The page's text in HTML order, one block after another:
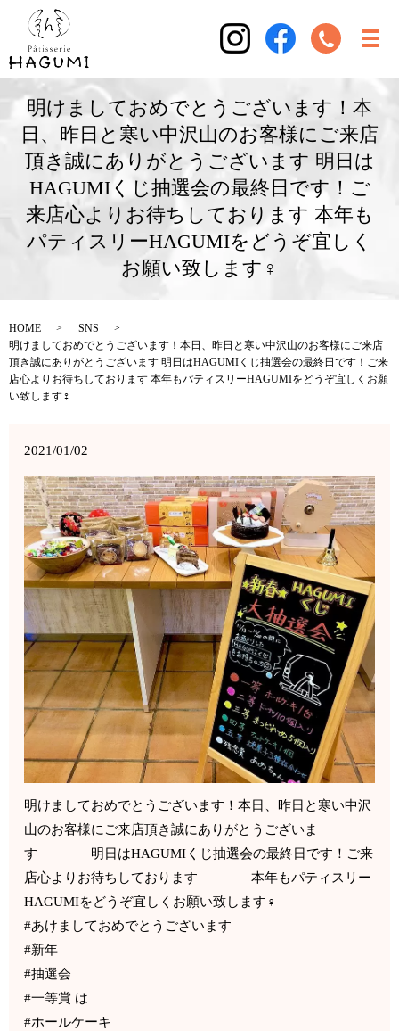
明けましておめでとうございます！本
日、昨日と寒い中沢山のお客様にご来店
頂き誠にありがとうございます 明日は
HAGUMIくじ抽選会の最終日です！ご
来店心よりお待ちしております 本年も
パティスリーHAGUMIをどうぞ宜しく
お願い致します‍♀️
HOME
SNS
明けましておめでとうございます！本日、昨日と寒い中沢山のお客様にご来店
頂き誠にありがとうございます 明日はHAGUMIくじ抽選会の最終日です！ご来
店心よりお待ちしております 本年もパティスリーHAGUMIをどうぞ宜しくお願
い致します‍♀️
2021/01/02
明けましておめでとうございます！本日、昨日と寒い中沢
山のお客様にご来店頂き誠にありがとうございま
す 明日はHAGUMIくじ抽選会の最終日です！ご来
店心よりお待ちしております 本年もパティスリー
HAGUMIをどうぞ宜しくお願い致します‍♀️
#あけましておめでとうございます
#新年
#抽選会
#一等賞 は
#ホールケーキ